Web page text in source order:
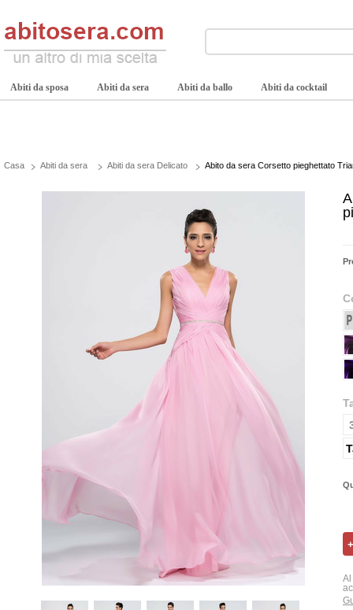
Abiti da sposa Abiti da sera Abiti da ballo Abiti da cocktail
Casa Abiti da sera Abiti da sera Delicato Abito da sera Corsetto pieghettato
Al